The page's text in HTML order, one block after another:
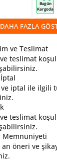
Bugün
Kargoda
DAHA FAZLA
ve Teslimat
teslimat
ve iptal ile ilgili
teslimat
Memnuniyeti
öneri ve